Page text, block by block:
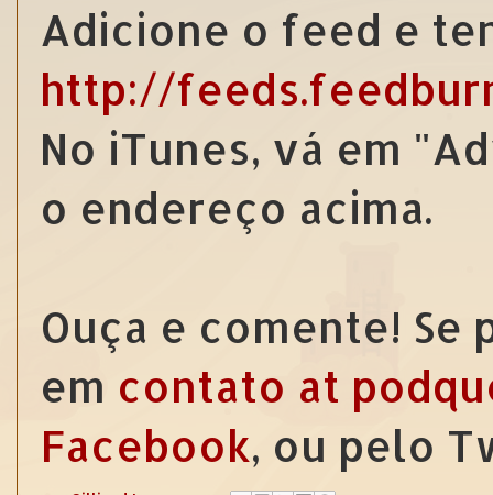
Adicione o feed e
http://
No iTunes, vá em
o endereço acima.
Ouça e comente!
em contato at
Facebook, ou pelo